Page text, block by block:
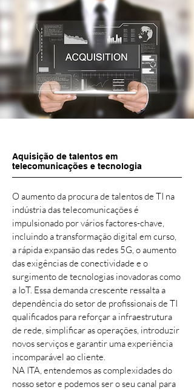
Aquisição de talentos em
telecomunicações e tecnologia
O aumento da procura de talentos de TI na
indústria das telecomunicações é
impulsionado por vários factores-chave,
incluindo a transformação digital em curso,
a rápida expansão das redes 5G, o aumento
das exigências de conectividade e o
surgimento de tecnologias inovadoras como
a IoT. Essa demanda crescente ressalta a
dependência do setor de profissionais de TI
qualificados para reforçar a infraestrutura
de rede, simplificar as operações, introduzir
novos serviços e garantir uma experiência
incomparável ao cliente.
NA ITA, entendemos as complexidades do
nosso setor e podemos ser o seu canal para